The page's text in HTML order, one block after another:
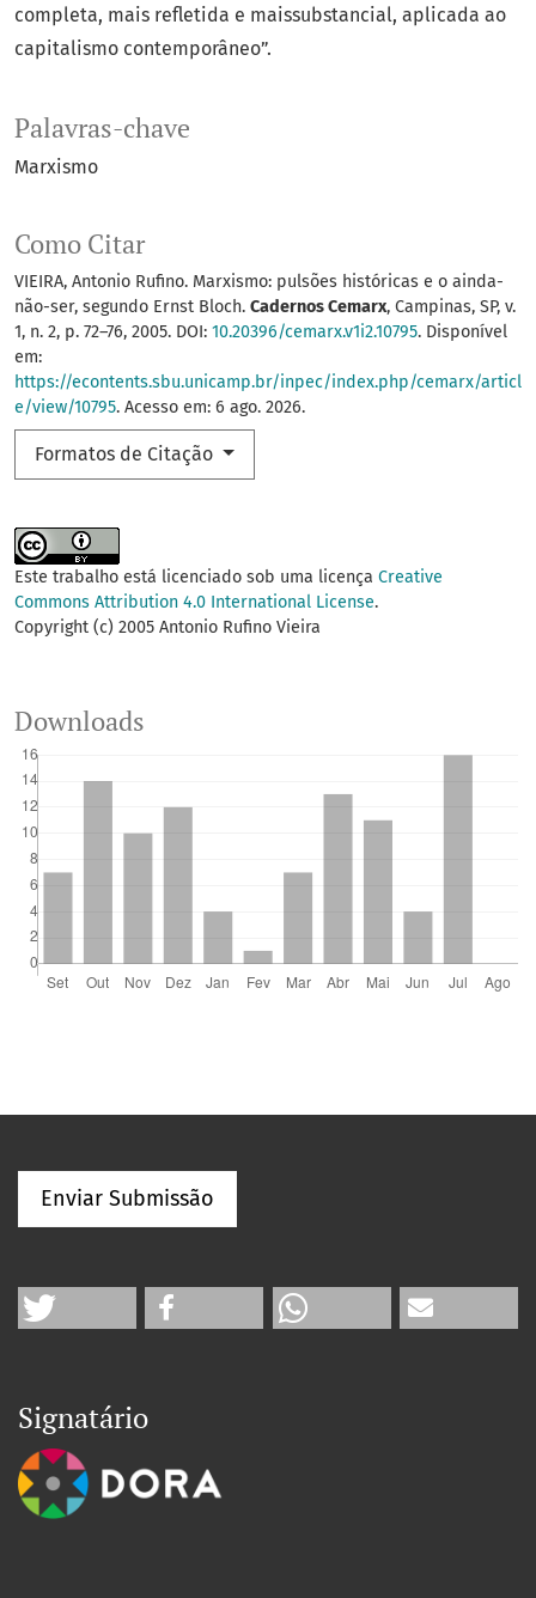
Palavras-chave
Marxismo
Como Citar
VIEIRA, Antonio Rufino. Marxismo: pulsões históricas e o ainda-
não-ser, segundo Ernst Bloch. Cadernos Cemarx, Campinas, SP, v.
1, n. 2, p. 72–76, 2005. DOI: 10.20396/cemarx.v1i2.10795. Disponível
em:
https://econtents.sbu.unicamp.br/inpec/index.php/cemarx/articl
e/view/10795. Acesso em: 6 ago. 2026.
Formatos de Citação
completa, mais refletida e maissubstancial, aplicada ao
capitalismo contemporâneo”.
Este trabalho está licenciado sob uma licença Creative
Commons Attribution 4.0 International License.
Copyright (c) 2005 Antonio Rufino Vieira
Downloads
Enviar Submissão
Signatário